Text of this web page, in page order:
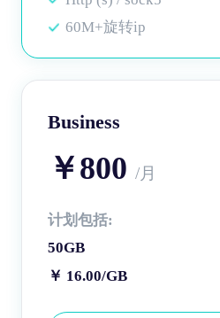
60M+旋转ip
Business
￥800 /月
计划包括:
50GB
￥ 16.00/GB